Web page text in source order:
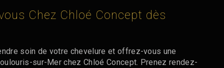
Chez Chloé Concept dès
soin de votre chevelure et offrez-vous une
sur-Mer chez Chloé Concept. Prenez rendez-